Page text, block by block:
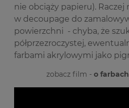
nie obciąży papieru).
w decoupage do
powierzchni - chyba, że
półprzezroczystej,
farbami akrylowymi jako
zobacz film - o